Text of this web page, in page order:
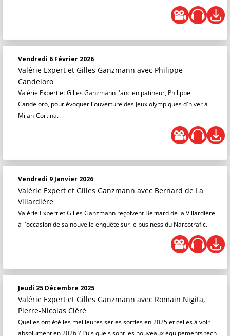
Vendredi 6 Février 2026
Valérie Expert et Gilles Ganzmann avec Philippe
Candeloro
Valérie Expert et Gilles Ganzmann l'ancien patineur, Philippe
Candeloro, pour évoquer l'ouverture des Jeux olympiques d'hiver à
Milan-Cortina.
Vendredi 9 Janvier 2026
Valérie Expert et Gilles Ganzmann avec Bernard de La
Villardière
Valérie Expert et Gilles Ganzmann reçoivent Bernard de la Villardière
à l'occasion de sa nouvelle enquête sur le business du Narcotrafic.
Jeudi 25 Décembre 2025
Valérie Expert et Gilles Ganzmann avec Romain Nigita,
Pierre-Nicolas Cléré
Quelles ont été les meilleures séries sorties en 2025 et celles à voir
absolument en 2026 ? Puis quels sont les nouveaux équipements tech